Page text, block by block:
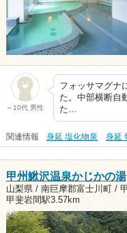
～10代 男性
フォッサマグナ
た。中部横断自
た…
関連情報 身延 塩化物泉 身延
甲州鰍沢温泉かじかの湯
山梨県 / 南巨摩郡富士川町 /
甲斐岩間駅3.57km